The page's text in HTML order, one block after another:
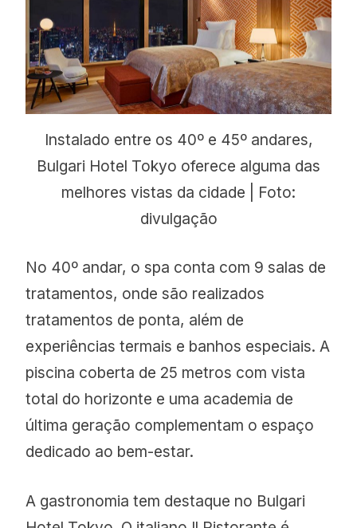
Instalado entre os 40º e 45º andares,
Bulgari Hotel Tokyo oferece alguma das
melhores vistas da cidade | Foto:
divulgação
No 40º andar, o spa conta com 9 salas de
tratamentos, onde são realizados
tratamentos de ponta, além de
experiências termais e banhos especiais. A
piscina coberta de 25 metros com vista
total do horizonte e uma academia de
última geração complementam o espaço
dedicado ao bem-estar.
A gastronomia tem destaque no Bulgari